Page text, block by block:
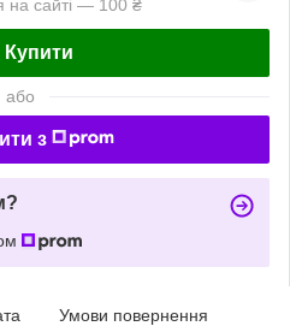
на сайті — 100 ₴
Купити
або
з
Умови повернення